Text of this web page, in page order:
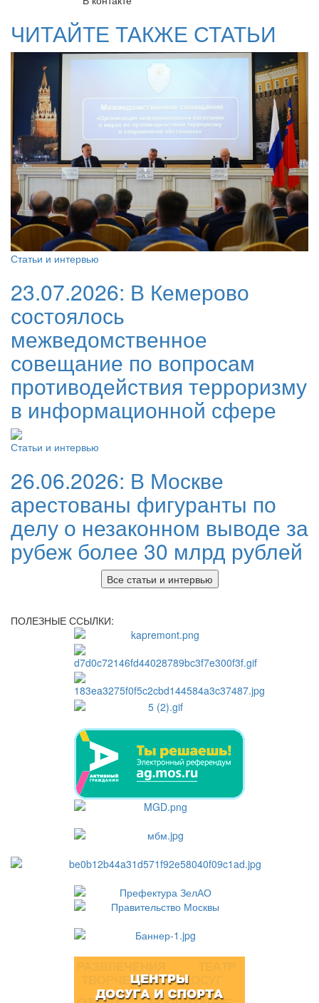
ЧИТАЙТЕ ТАКЖЕ СТАТЬИ
Статьи и интервью
23.07.2026: В Кемерово
состоялось
межведомственное
совещание по вопросам
противодействия терроризму
в информационной сфере
Статьи и интервью
26.06.2026: В Москве
арестованы фигуранты по
делу о незаконном выводе за
рубеж более 30 млрд рублей
Все статьи и интервью
ПОЛЕЗНЫЕ ССЫЛКИ: